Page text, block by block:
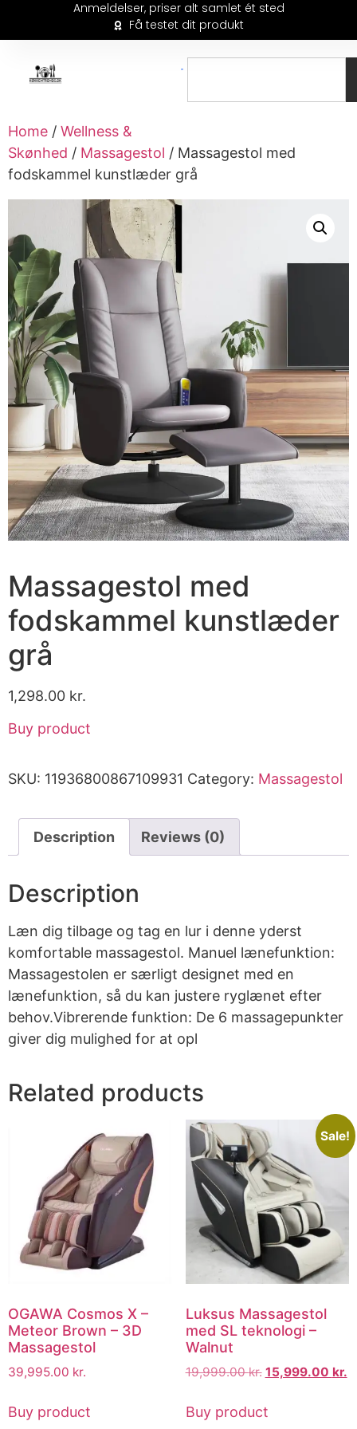
Anmeldelser, priser alt samlet ét sted
Få testet dit produkt
Home / Wellness &
Skønhed / Massagestol / Massagestol med
fodskammel kunstlæder grå
Massagestol med
fodskammel kunstlæder
grå
1,298.00 kr.
Buy product
SKU: 11936800867109931 Category: Massagestol
Description Reviews (0)
Description
Læn dig tilbage og tag en lur i denne yderst
komfortable massagestol. Manuel lænefunktion:
Massagestolen er særligt designet med en
lænefunktion, så du kan justere ryglænet efter
behov.Vibrerende funktion: De 6 massagepunkter
giver dig mulighed for at opl
Related products
OGAWA Cosmos X –
Meteor Brown – 3D
Massagestol
39,995.00 kr.
Buy product
Sale!
Luksus Massagestol
med SL teknologi –
Walnut
19,999.00kr. 15,999.00 kr.
Buy product